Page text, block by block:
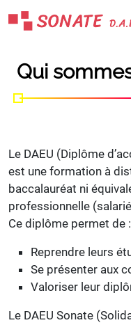
Skip
to
Qui
Le DAEU (Diplôme
est une formation à
baccalauréat ni
professionnelle
Ce diplôme permet de :
Reprendre leurs
Se présenter aux
Valoriser leur
Le DAEU Sonate